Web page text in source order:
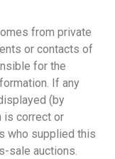
from private
or contacts of
for the
If any
(by
is correct or
who supplied this
sale auctions.